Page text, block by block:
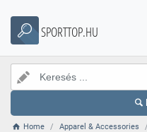
SPORTTOP.HU
Home Apparel & Accessories